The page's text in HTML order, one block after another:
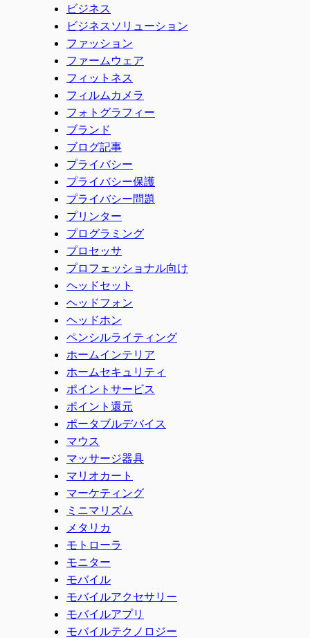
ビジネス
ビジネスソリューション
ファッション
ファームウェア
フィットネス
フィルムカメラ
フォトグラフィー
ブランド
ブログ記事
プライバシー
プライバシー保護
プライバシー問題
プリンター
プログラミング
プロセッサ
プロフェッショナル向け
ヘッドセット
ヘッドフォン
ヘッドホン
ペンシルライティング
ホームインテリア
ホームセキュリティ
ポイントサービス
ポイント還元
ポータブルデバイス
マウス
マッサージ器具
マリオカート
マーケティング
ミニマリズム
メタリカ
モトローラ
モニター
モバイル
モバイルアクセサリー
モバイルアプリ
モバイルテクノロジー